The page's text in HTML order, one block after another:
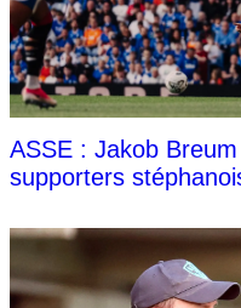
ASSE : Jakob
supporters